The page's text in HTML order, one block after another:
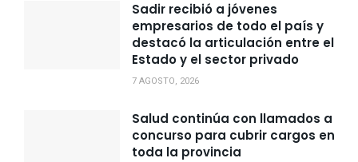
Sadir recibió a jóvenes
empresarios de todo el país y
destacó la articulación entre el
Estado y el sector privado
7 AGOSTO, 2026
Salud continúa con llamados a
concurso para cubrir cargos en
toda la provincia